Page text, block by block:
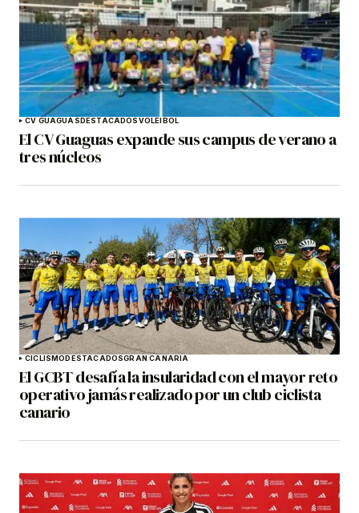
CV GUAGUASDESTACADOSVOLEIBOL
El CV Guaguas expande sus campus de verano a
tres núcleos
CICLISMODESTACADOSGRAN CANARIA
El GCBT desafía la insularidad con el mayor reto
operativo jamás realizado por un club ciclista
canario